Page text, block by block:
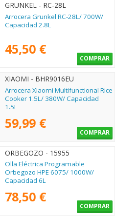
GRUNKEL - RC-28L
Arrocera Grunkel RC-28L/ 700W/
Capacidad 2.8L
45,50 €
COMPRAR
XIAOMI - BHR9016EU
Arrocera Xiaomi Multifunctional Rice
Cooker 1.5L/ 380W/ Capacidad
1.5L
59,99 €
COMPRAR
ORBEGOZO - 15955
Olla Eléctrica Programable
Orbegozo HPE 6075/ 1000W/
Capacidad 6L
78,50 €
COMPRAR